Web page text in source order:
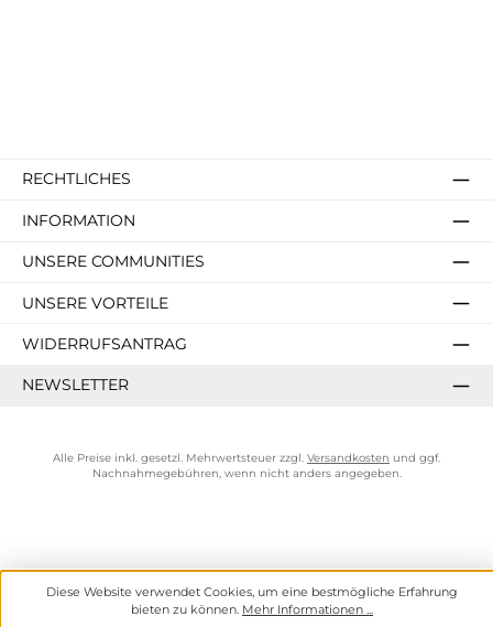
RECHTLICHES
INFORMATION
UNSERE COMMUNITIES
UNSERE VORTEILE
WIDERRUFSANTRAG
NEWSLETTER
Alle Preise inkl. gesetzl. Mehrwertsteuer zzgl. Versandkosten und ggf.
Nachnahmegebühren, wenn nicht anders angegeben.
Diese Website verwendet Cookies, um eine bestmögliche Erfahrung
bieten zu können. Mehr Informationen ...